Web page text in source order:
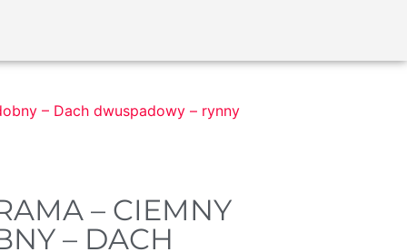
– Dach dwuspadowy – rynny
– CIEMNY
– DACH